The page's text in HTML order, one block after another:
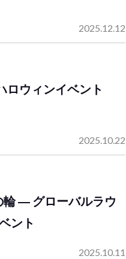
2025.12.12
ロウィンイベント
2025.10.22
― グローバルラウ
ント
2025.10.11